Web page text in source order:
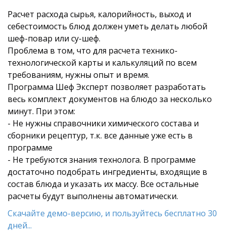
Расчет расхода сырья, калорийность, выход и
себестоимость блюд должен уметь делать любой
шеф-повар или су-шеф.
Проблема в том, что для расчета технико-
технологической карты и калькуляций по всем
требованиям, нужны опыт и время.
Программа Шеф Эксперт позволяет разработать
весь комплект документов на блюдо за несколько
минут. При этом:
- Не нужны справочники химического состава и
сборники рецептур, т.к. все данные уже есть в
программе
- Не требуются знания технолога. В программе
достаточно подобрать ингредиенты, входящие в
состав блюда и указать их массу. Все остальные
расчеты будут выполнены автоматически.
Скачайте демо-версию, и пользуйтесь бесплатно 30
дней...